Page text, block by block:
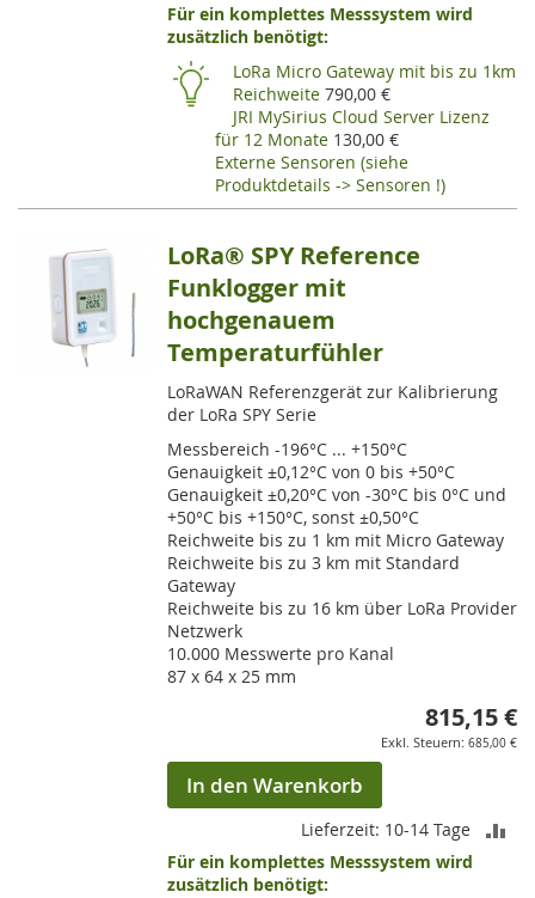
Für ein komplettes Messsystem wird
zusätzlich benötigt:
LoRa Micro Gateway mit bis zu 1km
Reichweite 790,00 €
JRI MySirius Cloud Server Lizenz
für 12 Monate 130,00 €
Externe Sensoren (siehe
Produktdetails -> Sensoren !)
LoRa® SPY Reference
Funklogger mit
hochgenauem
Temperaturfühler
LoRaWAN Referenzgerät zur Kalibrierung
der LoRa SPY Serie
Messbereich -196°C ... +150°C
Genauigkeit ±0,12°C von 0 bis +50°C
Genauigkeit ±0,20°C von -30°C bis 0°C und
+50°C bis +150°C, sonst ±0,50°C
Reichweite bis zu 1 km mit Micro Gateway
Reichweite bis zu 3 km mit Standard
Gateway
Reichweite bis zu 16 km über LoRa Provider
Netzwerk
10.000 Messwerte pro Kanal
87 x 64 x 25 mm
815,15 €
685,00 €
In den Warenkorb
Lieferzeit: 10-14 Tage
Für ein komplettes Messsystem wird
zusätzlich benötigt: